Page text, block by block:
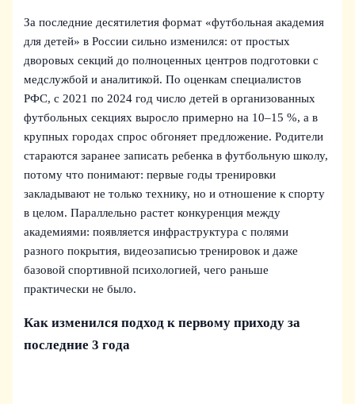
За последние десятилетия формат «футбольная академия
для детей» в России сильно изменился: от простых
дворовых секций до полноценных центров подготовки с
медслужбой и аналитикой. По оценкам специалистов
РФС, с 2021 по 2024 год число детей в организованных
футбольных секциях выросло примерно на 10–15 %, а в
крупных городах спрос обгоняет предложение. Родители
стараются заранее записать ребенка в футбольную школу,
потому что понимают: первые годы тренировки
закладывают не только технику, но и отношение к спорту
в целом. Параллельно растет конкуренция между
академиями: появляется инфраструктура с полями
разного покрытия, видеозаписью тренировок и даже
базовой спортивной психологией, чего раньше
практически не было.
Как изменился подход к первому приходу за
последние 3 года